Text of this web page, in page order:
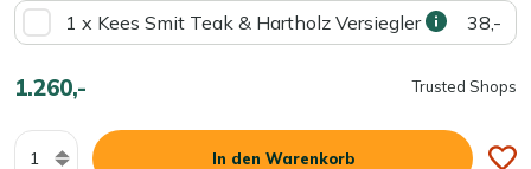
1 x Kees Smit Teak & Hartholz Versiegler
38,-
1.260,- Trusted Shops
Menge
In den Warenkorb